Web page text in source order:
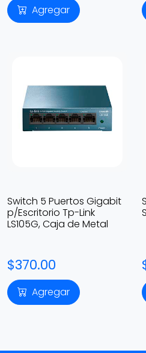
Agregar
Switch 5 Puertos Gigabit
p/Escritorio Tp-Link
LS105G, Caja de Metal
$370.00
Agregar